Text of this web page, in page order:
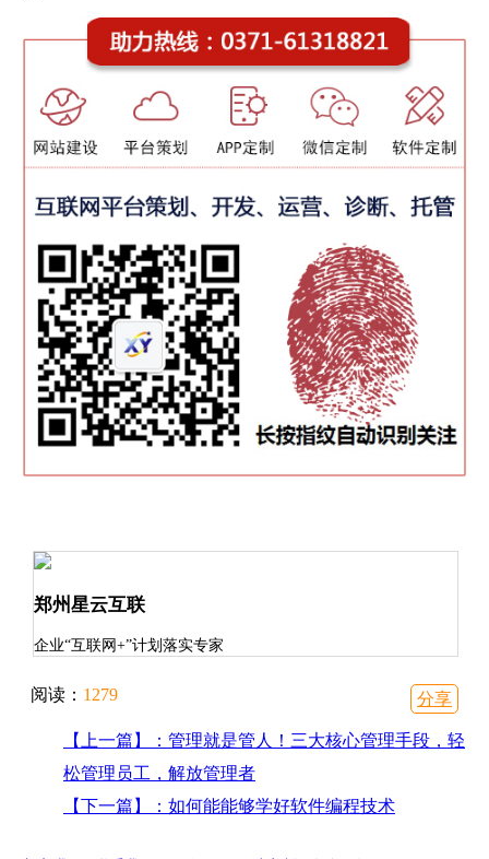
郑州星云互联
企业“互联网+”计划落实专家
阅读： 1279 分享
【上一篇】：管理就是管人！三大核心管理手段，轻
松管理员工，解放管理者
【下一篇】：如何能能够学好软件编程技术